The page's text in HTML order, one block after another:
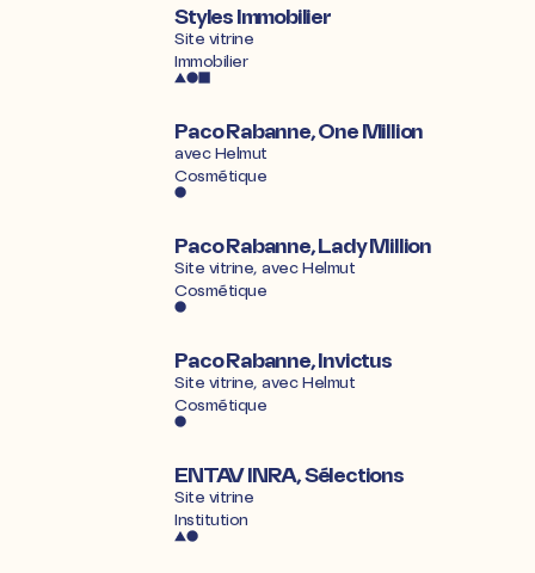
Styles Immobilier
Site vitrine
Immobilier
Paco Rabanne, One Million
avecHelmut
Cosmétique
Paco Rabanne, Lady Million
Site vitrine, avecHelmut
Cosmétique
Paco Rabanne, Invictus
Site vitrine, avecHelmut
Cosmétique
ENTAV INRA, Sélections
Site vitrine
Institution